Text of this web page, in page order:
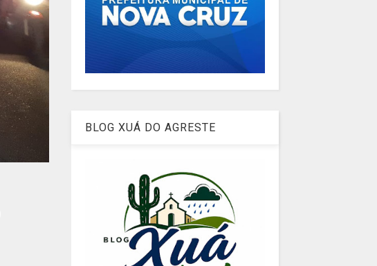
BLOG XUÁ DO AGRESTE